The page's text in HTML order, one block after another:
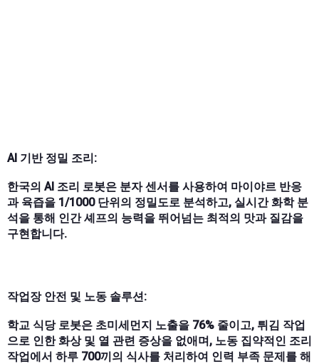
AI 기반 정밀 조리:
한국의 AI 조리 로봇은 분자 센서를 사용하여 마이야르 반응
과 육즙을 1/1000 단위의 정밀도로 분석하고, 실시간 화학 분
석을 통해 인간 셰프의 능력을 뛰어넘는 최적의 맛과 질감을
구현합니다.
작업장 안전 및 노동 솔루션:
학교 식당 로봇은 초미세먼지 노출을 76% 줄이고, 튀김 작업
으로 인한 화상 및 열 관련 증상을 없애며, 노동 집약적인 조리
작업에서 하루 700끼의 식사를 처리하여 인력 부족 문제를 해